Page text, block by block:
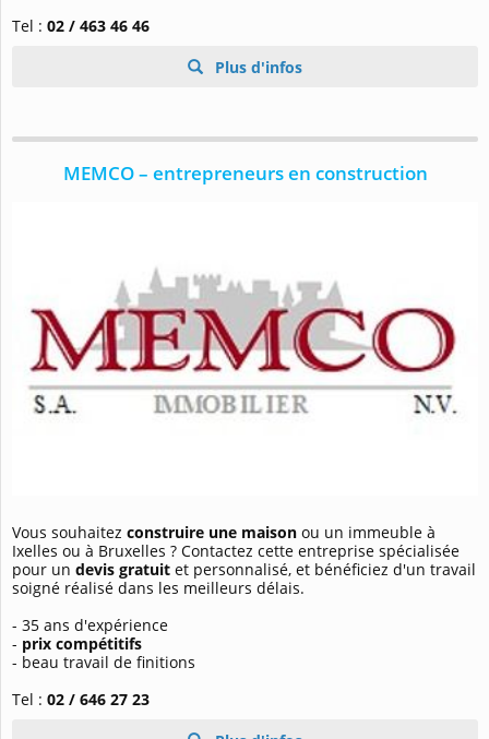
Tel : 02 / 463 46 46
Plus d'infos
MEMCO – entrepreneurs en construction
Vous souhaitez construire une maison ou un immeuble à
Ixelles ou à Bruxelles ? Contactez cette entreprise spécialisée
pour un devis gratuit et personnalisé, et bénéficiez d'un travail
soigné réalisé dans les meilleurs délais.
- 35 ans d'expérience
- prix compétitifs
- beau travail de finitions
Tel : 02 / 646 27 23